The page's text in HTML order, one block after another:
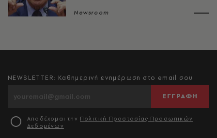
Newsroom
NEWSLETTER: Καθημερινή ενημέρωση στο email σου
ΕΓΓΡΑΦΗ
Αποδέχομαι την Πολιτική Προστασίας Προσωπικών
Δεδομένων